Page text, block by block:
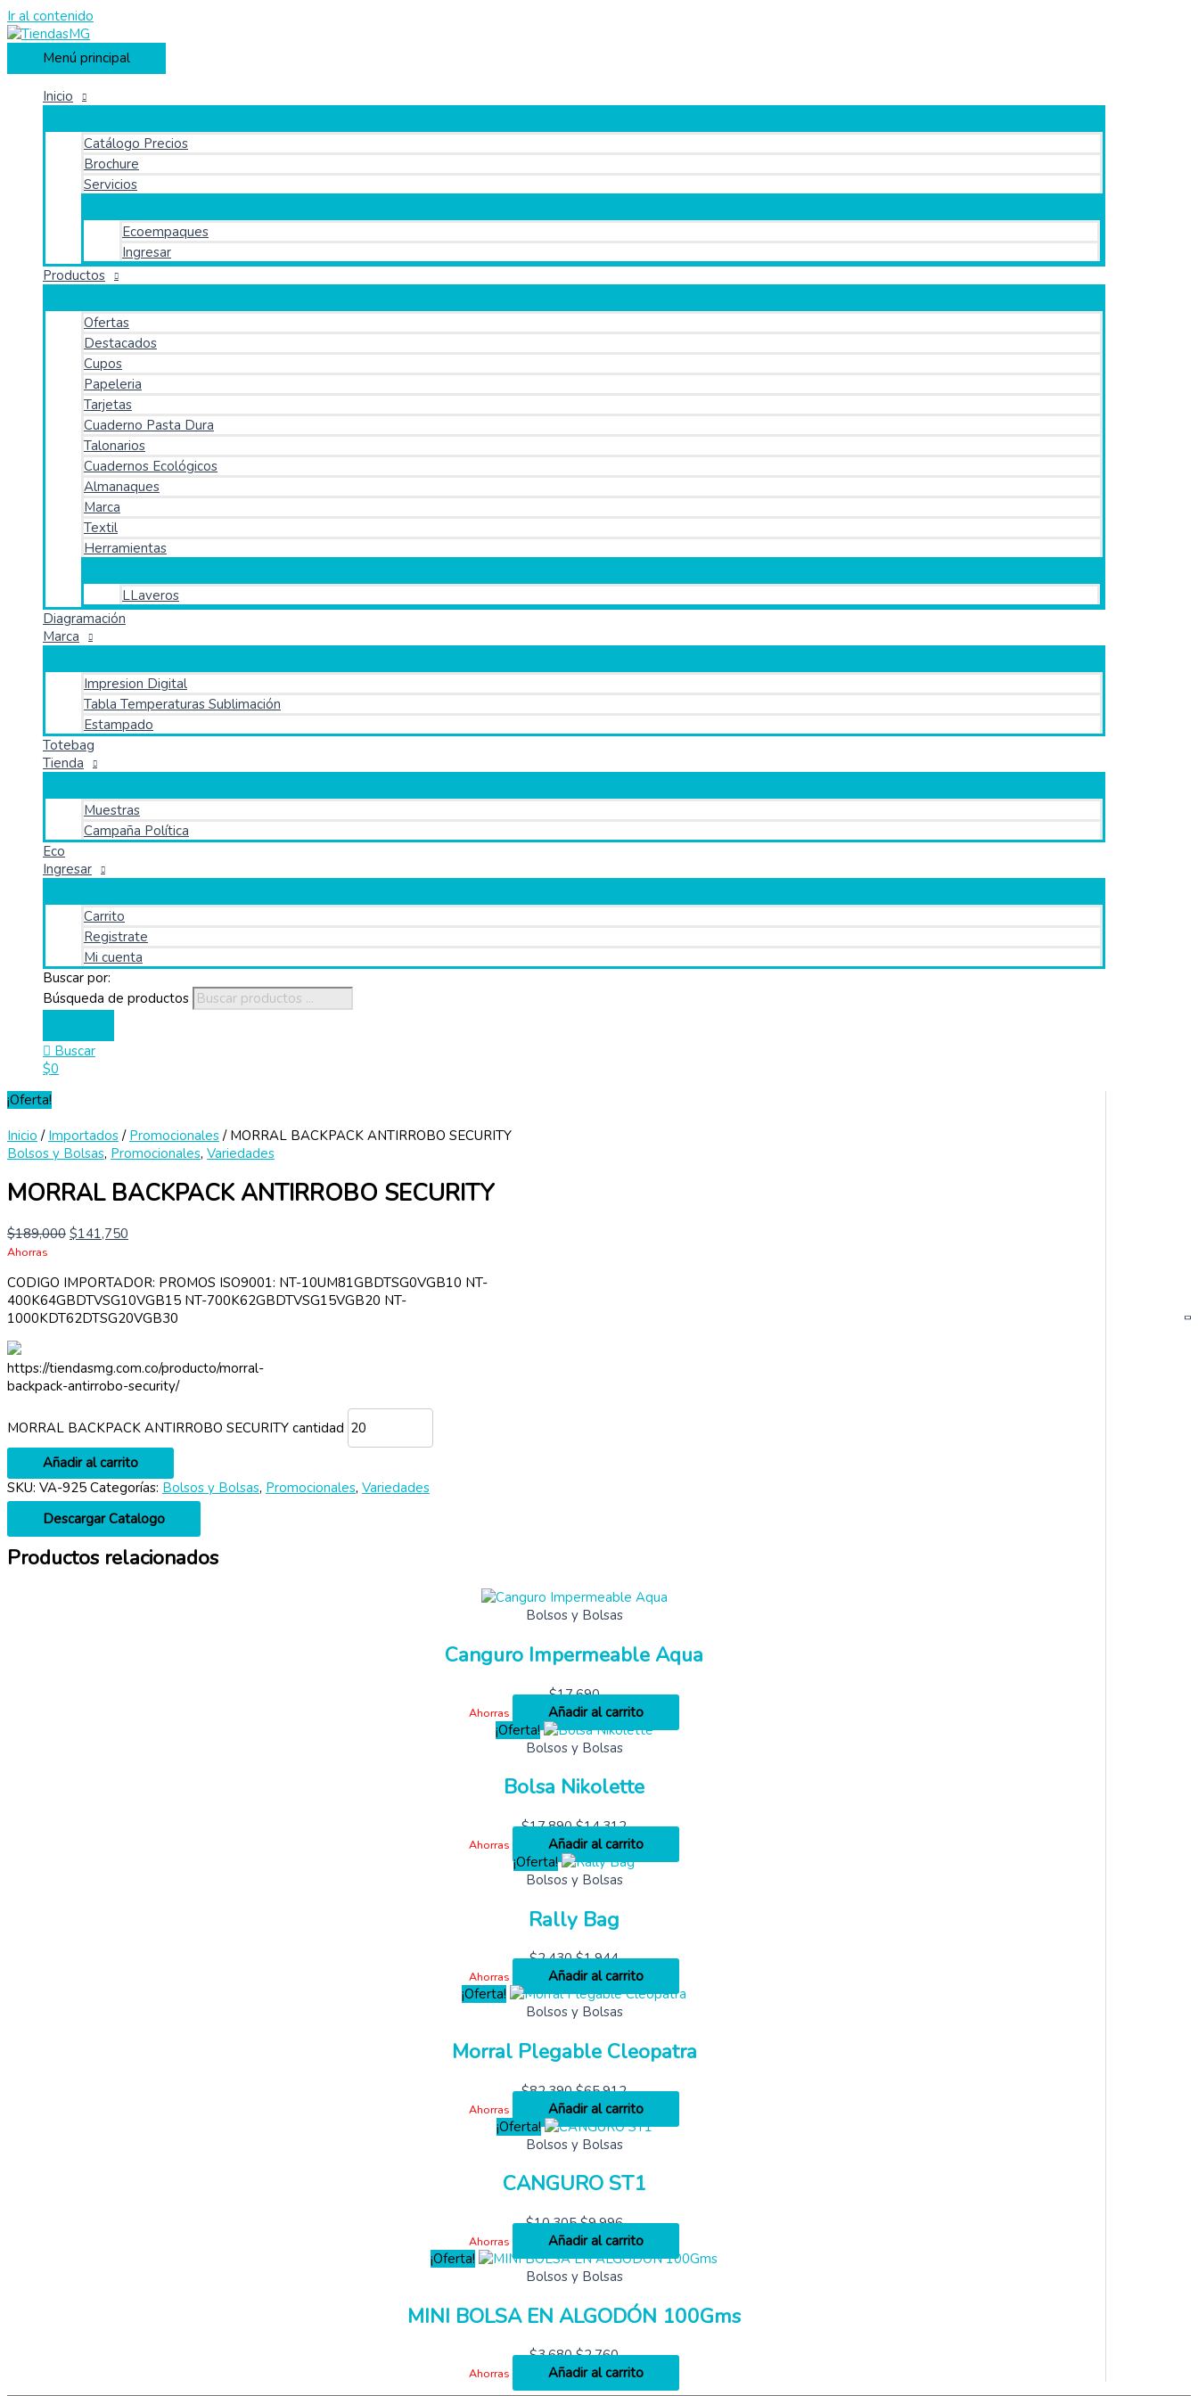
Ir al contenido
Menú principal
Inicio
Catálogo Precios
Brochure
Servicios
Ecoempaques
Ingresar
Productos
Ofertas
Destacados
Cupos
Papeleria
Tarjetas
Cuaderno Pasta Dura
Talonarios
Cuadernos Ecológicos
Almanaques
Marca
Textil
Herramientas
LLaveros
Diagramación
Marca
Impresion Digital
Tabla Temperaturas Sublimación
Estampado
Totebag
Tienda
Muestras
Campaña Política
Eco
Ingresar
Carrito
Registrate
Mi cuenta
Buscar por:
Búsqueda de productos
Buscar
$0
¡Oferta!
Inicio / Importados/ Promocionales/ MORRAL BACKPACK ANTIRROBO SECURITY
Bolsos y Bolsas, Promocionales, Variedades
MORRAL BACKPACK ANTIRROBO SECURITY
$189,000 $141,750
Ahorras
CODIGO IMPORTADOR: PROMOS ISO9001: NT-10UM81GBDTSG0VGB10 NT-
400K64GBDTVSG10VGB15 NT-700K62GBDTVSG15VGB20 NT-
1000KDT62DTSG20VGB30
https://tiendasmg.com.co/producto/morral-
backpack-antirrobo-security/
MORRAL BACKPACK ANTIRROBO SECURITY cantidad
Añadir al carrito
SKU: VA-925 Categorías: Bolsos y Bolsas, Promocionales, Variedades
Descargar Catalogo
Productos relacionados
Bolsos y Bolsas
Canguro Impermeable Aqua
$17,690
Ahorras
Añadir al carrito
¡Oferta!
Bolsos y Bolsas
Bolsa Nikolette
$17,890 $14,312
Ahorras
Añadir al carrito
¡Oferta!
Bolsos y Bolsas
Rally Bag
$2,430 $1,944
Ahorras
Añadir al carrito
¡Oferta!
Bolsos y Bolsas
Morral Plegable Cleopatra
$82,390 $65,912
Ahorras
Añadir al carrito
¡Oferta!
Bolsos y Bolsas
CANGURO ST1
$10,305 $9,996
Ahorras
Añadir al carrito
¡Oferta!
Bolsos y Bolsas
MINI BOLSA EN ALGODÓN 100Gms
$3,680 $2,760
Ahorras Añadir al carrito